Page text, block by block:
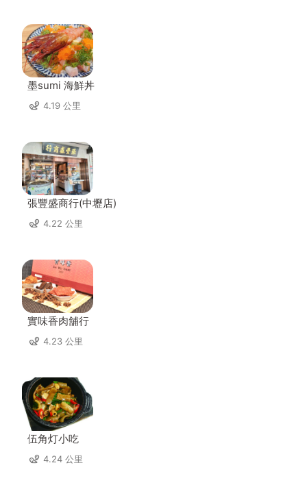
墨sumi 海鮮丼
4.19 公里
張豐盛商行(中壢店)
4.22 公里
實味香肉舖行
4.23 公里
伍角灯小吃
4.24 公里